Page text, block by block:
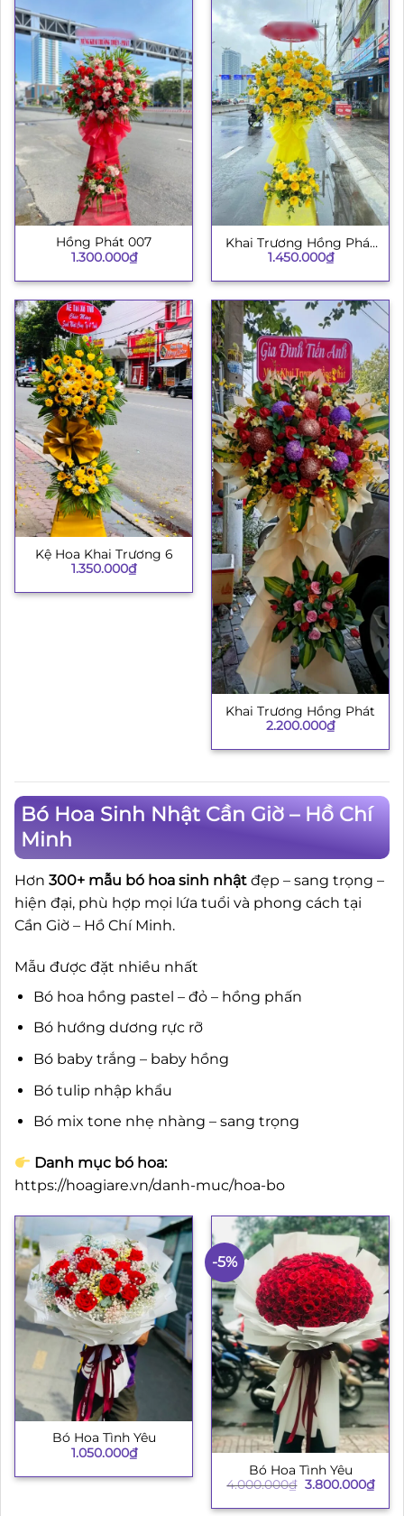
Hồng Phát 007
1.300.000₫
Khai Trương Hồng Phát
003
1.450.000₫
Kệ Hoa Khai Trương 6
1.350.000₫
Khai Trương Hồng Phát
2.200.000₫
Bó Hoa Sinh Nhật Cần Giờ – Hồ Chí
Minh
Hơn 300+ mẫu bó hoa sinh nhật đẹp – sang trọng –
hiện đại, phù hợp mọi lứa tuổi và phong cách tại
Cần Giờ – Hồ Chí Minh.
Mẫu được đặt nhiều nhất
Bó hoa hồng pastel – đỏ – hồng phấn
Bó hướng dương rực rỡ
Bó baby trắng – baby hồng
Bó tulip nhập khẩu
Bó mix tone nhẹ nhàng – sang trọng
Danh mục bó hoa:
https://hoagiare.vn/danh-muc/hoa-bo
Bó Hoa Tình Yêu
1.050.000₫
-5%
Bó Hoa Tình Yêu
4.000.000₫ Giá
là:
3.800.000₫Giá
hiện
tại